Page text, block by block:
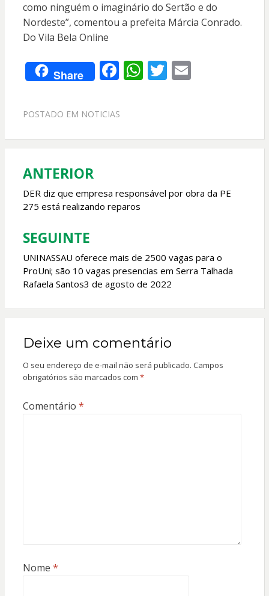
como ninguém o imaginário do Sertão e do
Nordeste”, comentou a prefeita Márcia Conrado.
Do Vila Bela Online
Share F
e
o
k
W
A
p
T E
POSTADO EM NOTICIAS
Navegação
de
Post
ANTERIOR
DER diz que empresa responsável por obra da PE
275 está realizando reparos
SEGUINTE
UNINASSAU oferece mais de 2500 vagas para o
ProUni; são 10 vagas presencias em Serra Talhada
Rafaela Santos3 de agosto de 2022
Deixe um comentário
O seu endereço de e-mail não será publicado. Campos
obrigatórios são marcados com *
Comentário *
Nome *